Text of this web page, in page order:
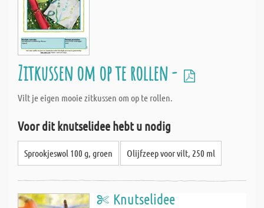
Zitkussen om op te rollen -
Vilt je eigen mooie zitkussen om op te rollen.
Voor dit knutselidee hebt u nodig
Sprookjeswol 100 g, groen Olijfzeep voor vilt, 250 ml
Knutselidee